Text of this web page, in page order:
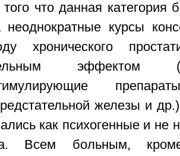
что данная категория
неоднократные курсы
хронического
эффектом
железы и
как психогенные и не
Всем больным,